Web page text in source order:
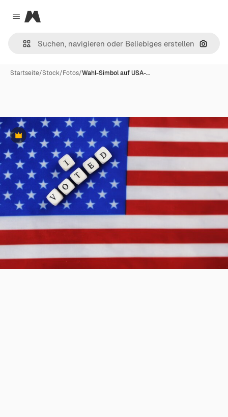
Close menu
Magnific
Nach
Startseite/Stock/Fotos/Wahl-Simbol auf USA-…
Premium